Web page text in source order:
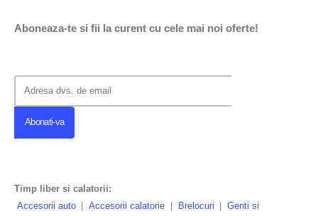
Aboneaza-te si fii la curent cu cele mai noi oferte!
Timp liber si calatorii:
Accesorii auto
Accesorii calatorie Brelocuri
Genti si